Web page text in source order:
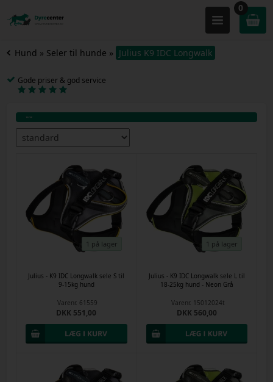
0
Hund » Seler til hunde » Julius K9 IDC Longwalk
Gode priser & god service
1 på lager
Julius - K9 IDC Longwalk sele S til
9-15kg hund
Varenr. 61559
DKK 551,00
1 på lager
Julius - K9 IDC Longwalk sele L til
18-25kg hund - Neon Grå
Varenr. 15012024t
DKK 560,00